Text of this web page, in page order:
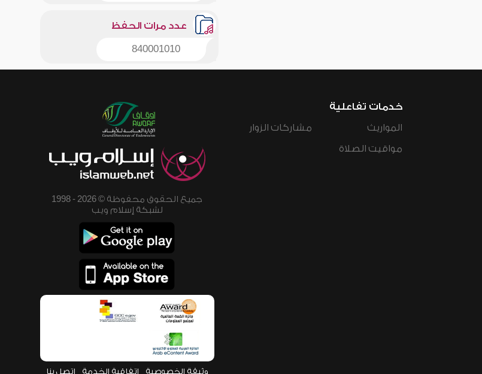
عدد مرات الحفظ
840001010
خدمات تفاعلية
المواريث
مواقيت الصلاة
مشاركات الزوار
جميع الحقوق محفوظة © 2026 - 1998
لشبكة إسلام ويب
وثيقة الخصوصية اتفاقية الخدمة اتصل بنا